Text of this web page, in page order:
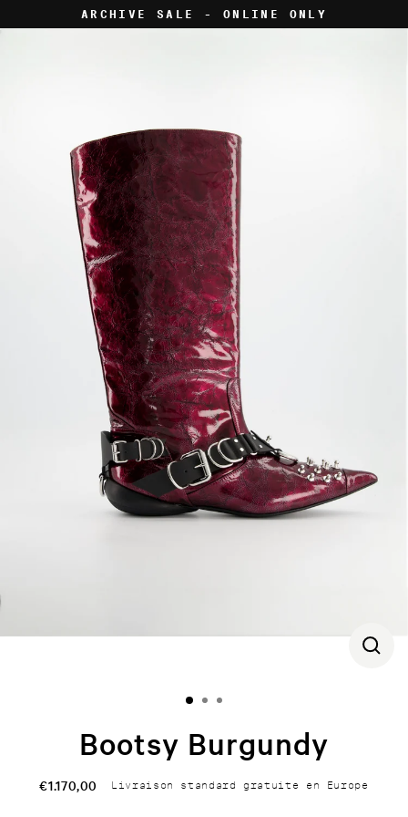
to
ARCHIVE SALE - ONLINE ONLY
Bootsy Burgundy
Regular
€1.170,00 Livraison standard gratuite en Europe